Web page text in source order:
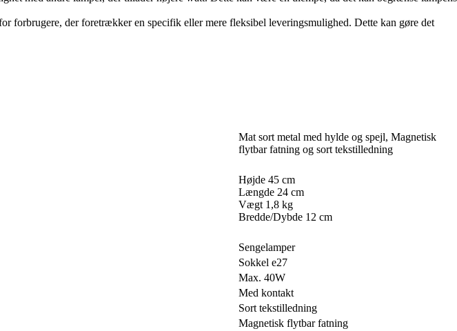
forbrugere, der foretrækker en specifik eller mere fleksibel leveringsmulighed. Dette kan gøre det
Mat sort metal med hylde og spejl, Magnetisk
flytbar fatning og sort tekstilledning
Højde 45 cm
Længde 24 cm
Vægt 1,8 kg
Bredde/Dybde 12 cm
Sengelamper
Sokkel e27
Max. 40W
Med kontakt
Sort tekstilledning
Magnetisk flytbar fatning